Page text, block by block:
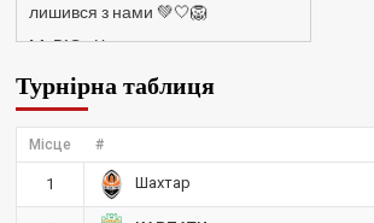
лишився з нами 💚🤍🦁
MaRiO :Чат потрохи оживає, то
MaRiO :
Знов у клубі бардак...
Hatsyk :
Все буде добре
Torsida_LEMBERG_1963 :
привіт, знову з вами)
Турнірна таблиця
Місце #
1 Шахтар